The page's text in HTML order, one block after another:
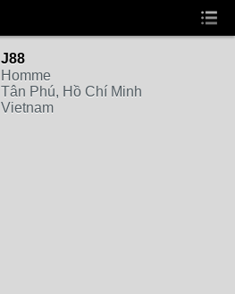
J88
Homme
Tân Phú, Hồ Chí Minh
Vietnam